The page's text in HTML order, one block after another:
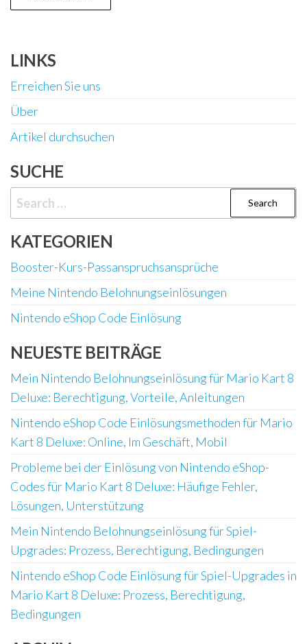
LINKS
Erreichen Sie uns
Über
Artikel durchsuchen
SUCHE
Search
for:
KATEGORIEN
Booster-Kurs-Passanspruchsansprüche
Meine Nintendo Belohnungseinlösungen
Nintendo eShop Code Einlösung
NEUESTE BEITRÄGE
Mein Nintendo Belohnungseinlösung für Mario Kart 8
Deluxe: Berechtigung, Vorteile, Anleitungen
Nintendo eShop Code Einlösungsmethoden für Mario
Kart 8 Deluxe: Online, Im Geschäft, Mobil
Probleme bei der Einlösung von Nintendo eShop-
Codes für Mario Kart 8 Deluxe: Häufige Fehler,
Lösungen, Unterstützung
Mein Nintendo Belohnungseinlösung für Spiel-
Upgrades: Prozess, Berechtigung, Bedingungen
Nintendo eShop Code Einlösung für Spiel-Upgrades in
Mario Kart 8 Deluxe: Prozess, Berechtigung,
Bedingungen